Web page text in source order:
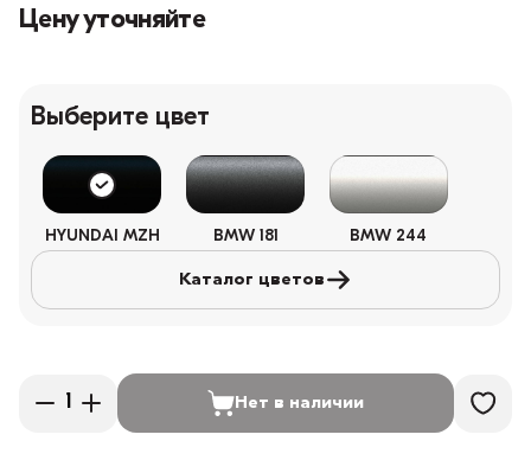
Цену уточняйте
Выберите цвет
HYUNDAI MZH BMW 181 BMW 244
Каталог цветов
Нет в наличии